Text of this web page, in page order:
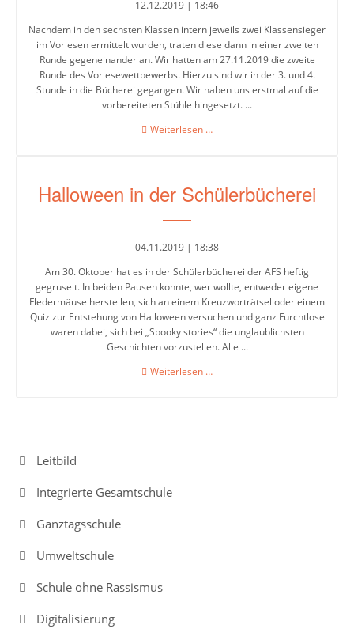
Jg.
5-
6
Stufenleitung
Stufenleitung
Sekretariat
Lehrerkollegium
5
Jahrgang
6
Jahrgang
12.12.2019 | 18:46
Nachdem in den sechsten Klassen intern jeweils zwei Klassensieger
im Vorlesen ermittelt wurden, traten diese dann in einer zweiten
Runde gegeneinander an. Wir hatten am 27.11.2019 die zweite
Runde des Vorlesewettbewerbs. Hierzu sind wir in der 3. und 4.
Stunde in die Bücherei gegangen. Wir haben uns erstmal auf die
vorbereiteten Stühle hingesetzt. ...
Weiterlesen …Vorlesewettbewerb
Halloween in der Schülerbücherei
04.11.2019 | 18:38
Am 30. Oktober hat es in der Schülerbücherei der AFS heftig
gegruselt. In beiden Pausen konnte, wer wollte, entweder eigene
Fledermäuse herstellen, sich an einem Kreuzworträtsel oder einem
Quiz zur Entstehung von Halloween versuchen und ganz Furchtlose
waren dabei, sich bei „Spooky stories“ die unglaublichsten
Geschichten vorzustellen. Alle ...
Weiterlesen …Halloween
Navigation
Leitbild
Integrierte Gesamtschule
Ganztagsschule
Umweltschule
Schule ohne Rassismus
Digitalisierung